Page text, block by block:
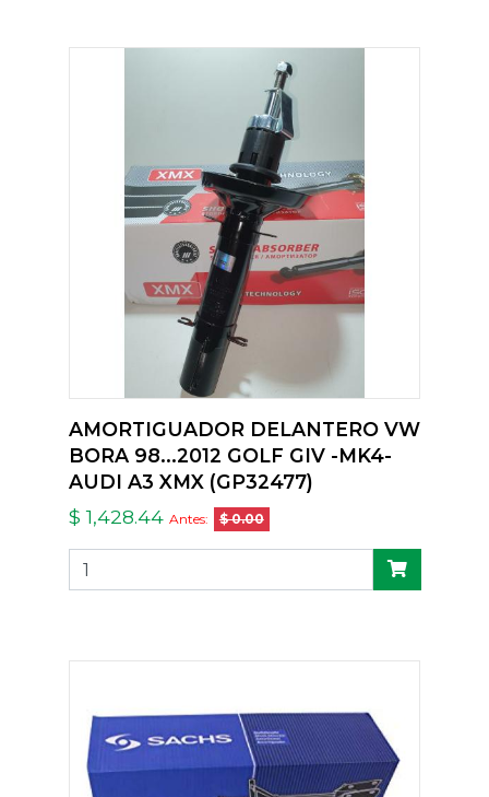
AMORTIGUADOR DELANTERO VW
BORA 98...2012 GOLF GIV -MK4-
AUDI A3 XMX (GP32477)
$ 1,428.44 Antes: $ 0.00